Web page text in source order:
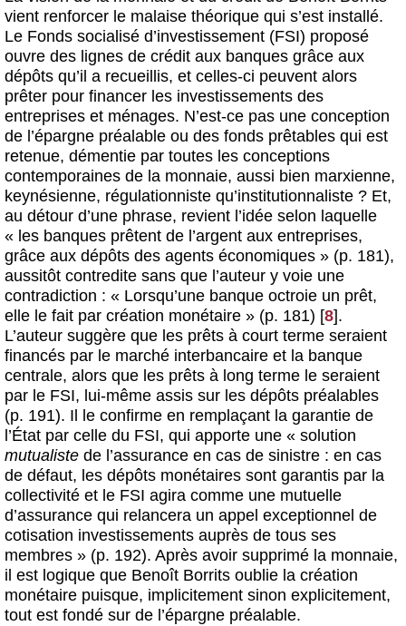
vient renforcer le malaise théorique qui s’est installé.
Le Fonds socialisé d’investissement (FSI) proposé
ouvre des lignes de crédit aux banques grâce aux
dépôts qu’il a recueillis, et celles-ci peuvent alors
prêter pour financer les investissements des
entreprises et ménages. N’est-ce pas une conception
de l’épargne préalable ou des fonds prêtables qui est
retenue, démentie par toutes les conceptions
contemporaines de la monnaie, aussi bien marxienne,
keynésienne, régulationniste qu’institutionnaliste ? Et,
au détour d’une phrase, revient l’idée selon laquelle
« les banques prêtent de l’argent aux entreprises,
grâce aux dépôts des agents économiques » (p. 181),
aussitôt contredite sans que l’auteur y voie une
contradiction : « Lorsqu’une banque octroie un prêt,
elle le fait par création monétaire » (p. 181) [8].
L’auteur suggère que les prêts à court terme seraient
financés par le marché interbancaire et la banque
centrale, alors que les prêts à long terme le seraient
par le FSI, lui-même assis sur les dépôts préalables
(p. 191). Il le confirme en remplaçant la garantie de
l’État par celle du FSI, qui apporte une « solution
mutualiste de l’assurance en cas de sinistre : en cas
de défaut, les dépôts monétaires sont garantis par la
collectivité et le FSI agira comme une mutuelle
d’assurance qui relancera un appel exceptionnel de
cotisation investissements auprès de tous ses
membres » (p. 192). Après avoir supprimé la monnaie,
il est logique que Benoît Borrits oublie la création
monétaire puisque, implicitement sinon explicitement,
tout est fondé sur de l’épargne préalable.